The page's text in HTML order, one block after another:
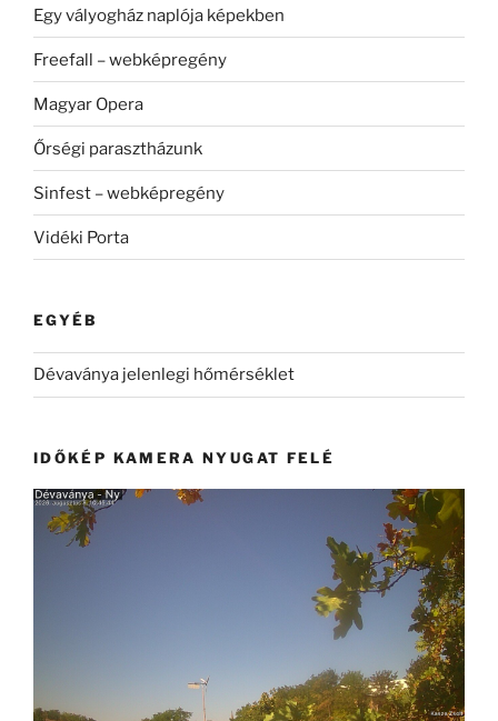
Egy vályogház naplója képekben
Freefall – webképregény
Magyar Opera
Őrségi parasztházunk
Sinfest – webképregény
Vidéki Porta
EGYÉB
Dévaványa jelenlegi hőmérséklet
IDŐKÉP KAMERA NYUGAT FELÉ